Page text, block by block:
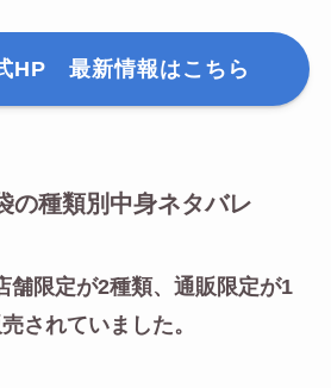
HP 最新情報はこちら
の種類別中身ネタバレ
舗限定が2種類、通販限定が1
されていました。